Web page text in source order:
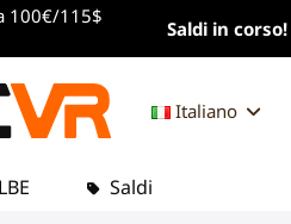
100€/115$
Saldi in corso!
Italiano
Saldi